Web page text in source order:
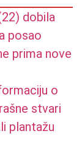
dobila
posao
prima nove
o
stvari
plantažu